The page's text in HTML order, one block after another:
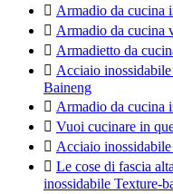
 Armadio da cucina
 Armadio da cucina
 Armadietto da
 Acciaio
Baineng
 Armadio da cucina
 Vuoi cucinare in
 Acciaio
 Le cose di fascia
inossidabile Texture-